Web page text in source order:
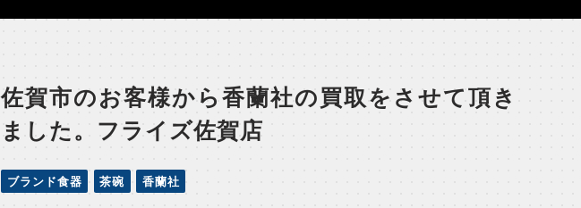
佐賀市のお客様から香蘭社の買取をさせて頂き
ました。フライズ佐賀店
ブランド食器 茶碗 香蘭社